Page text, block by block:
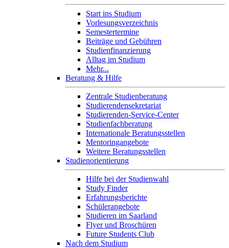
Start ins Studium
Vorlesungsverzeichnis
Semestertermine
Beiträge und Gebühren
Studienfinanzierung
Alltag im Studium
Mehr...
Beratung & Hilfe
Zentrale Studienberatung
Studierendensekretariat
Studierenden-Service-Center
Studienfachberatung
Internationale Beratungsstellen
Mentoringangebote
Weitere Beratungsstellen
Studienorientierung
Hilfe bei der Studienwahl
Study Finder
Erfahrungsberichte
Schülerangebote
Studieren im Saarland
Flyer und Broschüren
Future Students Club
Nach dem Studium